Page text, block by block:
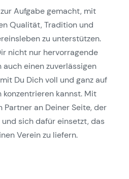
Aufgabe gemacht, mit
Qualität, Tradition und
zu unterstützen.
nicht nur hervorragende
auch einen zuverlässigen
Du Dich voll und ganz auf
konzentrieren kannst. Mit
Partner an Deiner Seite, der
sich dafür einsetzt, das
Verein zu liefern.